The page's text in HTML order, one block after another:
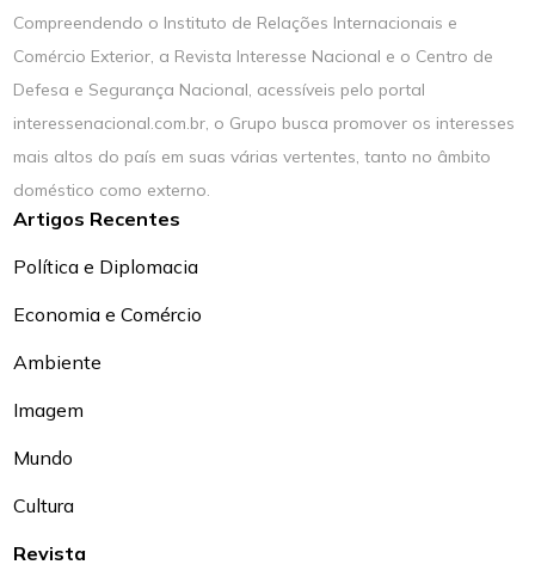
Compreendendo o Instituto de Relações Internacionais e
Comércio Exterior, a Revista Interesse Nacional e o Centro de
Defesa e Segurança Nacional, acessíveis pelo portal
interessenacional.com.br, o Grupo busca promover os interesses
mais altos do país em suas várias vertentes, tanto no âmbito
doméstico como externo.
Artigos Recentes
Política e Diplomacia
Economia e Comércio
Ambiente
Imagem
Mundo
Cultura
Revista